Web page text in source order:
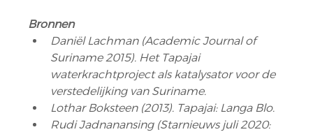
Bronnen
Daniël Lachman (Academic Journal of
Suriname 2015). Het Tapajai
waterkrachtproject als katalysator voor de
verstedelijking van Suriname.
Lothar Boksteen (2013). Tapajai: Langa Blo.
Rudi Jadnanansing (Starnieuws juli 2020: